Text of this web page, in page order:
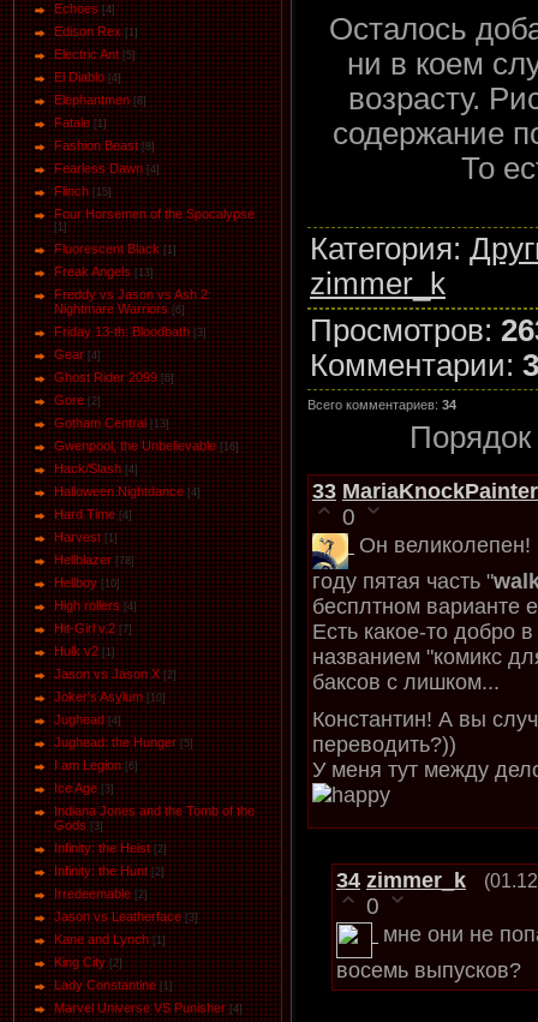
Eсhoеs [4]
Edison Rex [1]
Electric Ant [5]
El Diablo [4]
Elephantmen [8]
Fatale [1]
Fashion Beast [8]
Fearless Dawn [4]
Flinch [15]
Four Horsemen of the Spocalypse
[1]
Fluorescent Black [1]
Freak Angels [13]
Freddy vs Jason vs Ash 2:
Nightmare Warriors [6]
Friday 13-th: Bloodbath [3]
Gear [4]
Ghost Rider 2099 [6]
Gore [2]
Gotham Central [13]
Gwenpool, the Unbelievable [16]
Hack/Slash [4]
Halloween.Nightdance [4]
Hard Time [4]
Harvest [1]
Hellblazer [78]
Hellboy [10]
High rollers [4]
Hit-Girl v.2 [7]
Hulk v2 [1]
Jason vs Jason Х [2]
Joker's Asylum [10]
Jughead [4]
Jughead: the Hunger [5]
I am Legion [6]
Ice Age [3]
Indiana Jones and the Tomb of the
Gods [3]
Infinity: the Heist [2]
Infinity: the Hunt [2]
Irredeemable [2]
Jason vs Leatherface [3]
Kane and Lynch [1]
King City [2]
Lady Constantine [1]
Marvel Universe VS Punisher [4]
Осталось
ни в коем
возрасту.
содержание
То
Категория:
zimmer_k
Просмотров:
Комментарии:
Всего комментариев: 34
33 MariaKnockPainter
0
Он великолепен!
году пятая часть "
бесплтном варианте
Есть какое-то добро
названием "комикс
баксов с лишком...
Константин! А вы
переводить?))
У меня тут между
34 zimmer_k
0
мне они не
восемь выпусков?